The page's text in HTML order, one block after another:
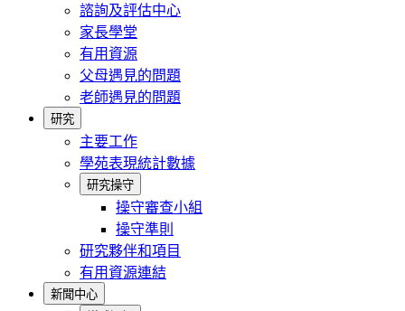
諮詢及評估中心
家長學堂
有用資源
父母遇見的問題
老師遇見的問題
研究
主要工作
學苑表現統計數據
研究操守
操守審查小組
操守準則
研究夥伴和項目
有用資源連結
新聞中心